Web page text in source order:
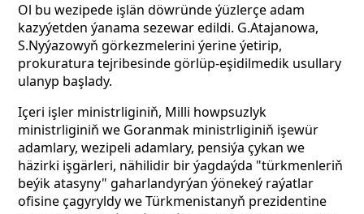
Ol bu wezipede işlän döwründe ýüzlerçe adam
kazyýetden ýanama sezewar edildi. G.Atajanowa,
S.Nyýazowyň görkezmelerini ýerine ýetirip,
prokuratura tejribesinde görlüp-eşidilmedik usullary
ulanyp başlady.
Içeri işler ministrliginiň, Milli howpsuzlyk
ministrliginiň we Goranmak ministrliginiň işewür
adamlary, wezipeli adamlary, pensiýa çykan we
häzirki işgärleri, nähilidir bir ýagdaýda "türkmenleriň
beýik atasyny" gaharlandyrýan ýönekeý raýatlar
ofisine çagyryldy we Türkmenistanyň prezidentine